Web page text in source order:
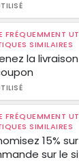
FRÉQUEMMENT
SIMILAIRES
la
FRÉQUEMMENT
SIMILAIRES
15%
sur le